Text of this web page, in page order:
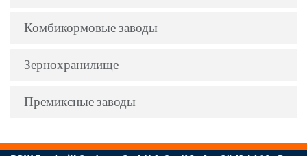
Комбикормовые заводы
Зернохранилище
Премиксные заводы